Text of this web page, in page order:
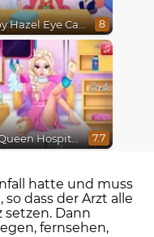
Baby Hazel Eye Care 8
Ice Queen Hospital Recovery 7.7
hatte und muss
dass der Arzt alle
setzen. Dann
fernsehen,